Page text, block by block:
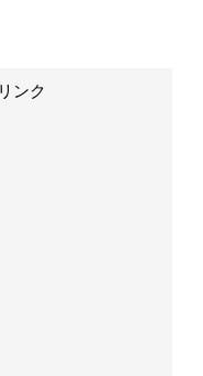
ンク